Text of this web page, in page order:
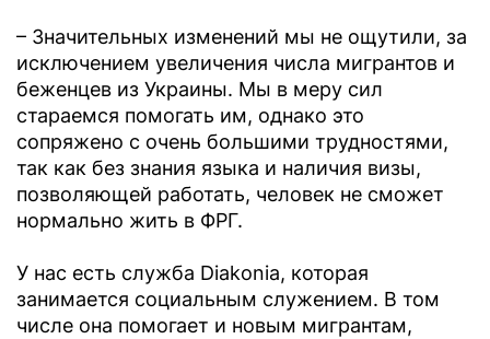
– Значительных изменений мы не ощутили, за
исключением увеличения числа мигрантов и
беженцев из Украины. Мы в меру сил
стараемся помогать им, однако это
сопряжено с очень большими трудностями,
так как без знания языка и наличия визы,
позволяющей работать, человек не сможет
нормально жить в ФРГ.
У нас есть служба Diakonia, которая
занимается социальным служением. В том
числе она помогает и новым мигрантам,